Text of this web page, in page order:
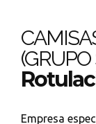
Empresa